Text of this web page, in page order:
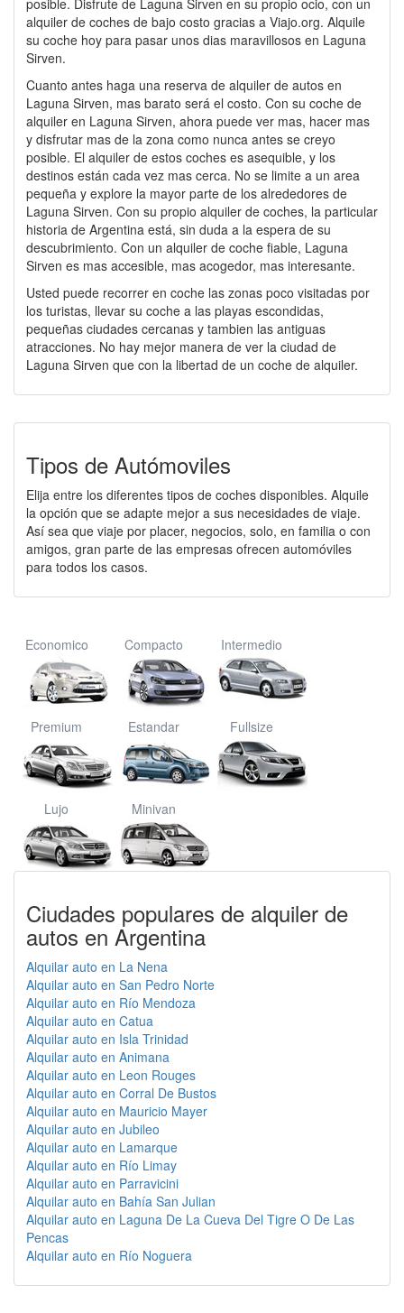
posible. Disfrute de Laguna Sirven en su propio ocio, con un
alquiler de coches de bajo costo gracias a Viajo.org. Alquile
su coche hoy para pasar unos dias maravillosos en Laguna
Sirven.
Cuanto antes haga una reserva de alquiler de autos en
Laguna Sirven, mas barato será el costo. Con su coche de
alquiler en Laguna Sirven, ahora puede ver mas, hacer mas
y disfrutar mas de la zona como nunca antes se creyo
posible. El alquiler de estos coches es asequible, y los
destinos están cada vez mas cerca. No se limite a un area
pequeña y explore la mayor parte de los alrededores de
Laguna Sirven. Con su propio alquiler de coches, la particular
historia de Argentina está, sin duda a la espera de su
descubrimiento. Con un alquiler de coche fiable, Laguna
Sirven es mas accesible, mas acogedor, mas interesante.
Usted puede recorrer en coche las zonas poco visitadas por
los turistas, llevar su coche a las playas escondidas,
pequeñas ciudades cercanas y tambien las antiguas
atracciones. No hay mejor manera de ver la ciudad de
Laguna Sirven que con la libertad de un coche de alquiler.
Tipos de Autómoviles
Elija entre los diferentes tipos de coches disponibles. Alquile
la opción que se adapte mejor a sus necesidades de viaje.
Así sea que viaje por placer, negocios, solo, en familia o con
amigos, gran parte de las empresas ofrecen automóviles
para todos los casos.
Economico Compacto Intermedio
Premium Estandar Fullsize
Lujo Minivan
Ciudades populares de alquiler de
autos en Argentina
Alquilar auto en La Nena
Alquilar auto en San Pedro Norte
Alquilar auto en Río Mendoza
Alquilar auto en Catua
Alquilar auto en Isla Trinidad
Alquilar auto en Animana
Alquilar auto en Leon Rouges
Alquilar auto en Corral De Bustos
Alquilar auto en Mauricio Mayer
Alquilar auto en Jubileo
Alquilar auto en Lamarque
Alquilar auto en Río Limay
Alquilar auto en Parravicini
Alquilar auto en Bahía San Julian
Alquilar auto en Laguna De La Cueva Del Tigre O De Las
Pencas
Alquilar auto en Río Noguera